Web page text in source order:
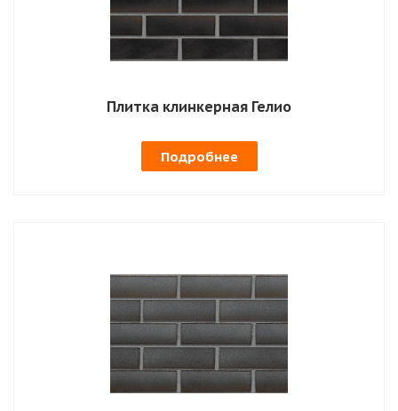
Плитка клинкерная Гелио
Подробнее